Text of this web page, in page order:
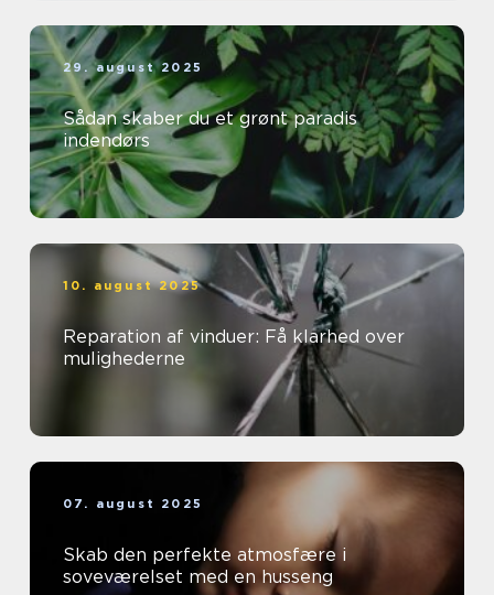
29. august 2025
Sådan skaber du et grønt paradis
indendørs
10. august 2025
Reparation af vinduer: Få klarhed over
mulighederne
07. august 2025
Skab den perfekte atmosfære i
soveværelset med en husseng